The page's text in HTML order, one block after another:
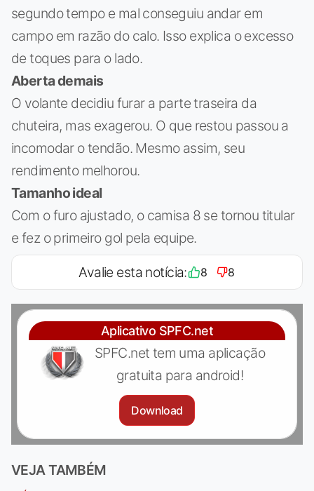
segundo tempo e mal conseguiu andar em
campo em razão do calo. Isso explica o excesso
de toques para o lado.
Aberta demais
O volante decidiu furar a parte traseira da
chuteira, mas exagerou. O que restou passou a
incomodar o tendão. Mesmo assim, seu
rendimento melhorou.
Tamanho ideal
Com o furo ajustado, o camisa 8 se tornou titular
e fez o primeiro gol pela equipe.
Avalie esta notícia: 8 8
Aplicativo SPFC.net
SPFC.net tem uma aplicação
gratuita para android!
Download
VEJA TAMBÉM